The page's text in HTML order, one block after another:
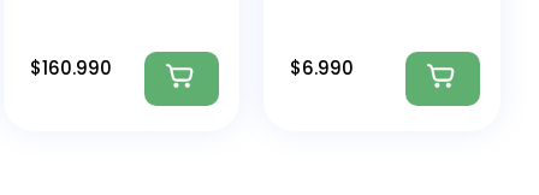
$160.990 $6.990